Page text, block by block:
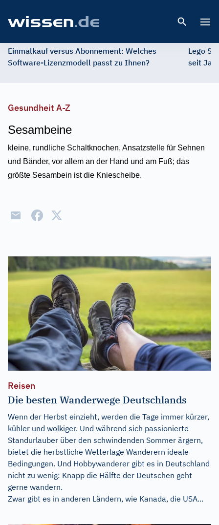
Einmalkauf versus Abonnement: Welches
Software-Lizenzmodell passt zu Ihnen?
Lego
seit
Gesundheit A-Z
Sesambeine
kleine, rundliche Schaltknochen, Ansatzstelle für Sehnen
und Bänder, vor allem an der Hand und am Fuß; das
größte Sesambein ist die Kniescheibe.
Reisen
Die besten Wanderwege Deutschlands
Wenn der Herbst einzieht, werden die Tage immer kürzer,
kühler und wolkiger. Und während sich passionierte
Standurlauber über den schwindenden Sommer ärgern,
bietet die herbstliche Wetterlage Wanderern ideale
Bedingungen. Und Hobbywanderer gibt es in Deutschland
nicht zu wenig: Knapp die Hälfte der Deutschen geht
gerne wandern.
Zwar gibt es in anderen Ländern, wie Kanada, die USA...